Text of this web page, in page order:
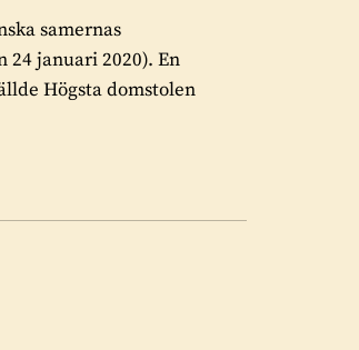
samernas
24 januari 2020). En
Högsta domstolen